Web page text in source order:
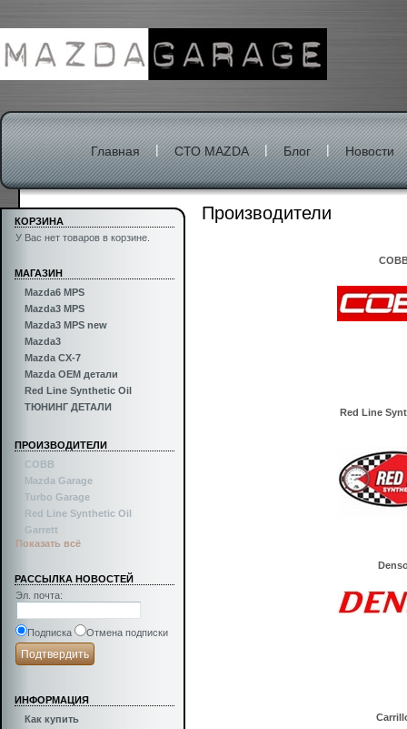
Главная | СТО MAZDA | Блог | Новости
КОРЗИНА
У Вас нет товаров в корзине.
МАГАЗИН
Mazda6 MPS
Mazda3 MPS
Mazda3 MPS new
Mazda3
Mazda CX-7
Mazda OEM детали
Red Line Synthetic Oil
ТЮНИНГ ДЕТАЛИ
ПРОИЗВОДИТЕЛИ
COBB
Mazda Garage
Turbo Garage
Red Line Synthetic Oil
Garrett
Показать всё
РАССЫЛКА НОВОСТЕЙ
Эл. почта:
Подписка Отмена подписки
ИНФОРМАЦИЯ
Как купить
Производители
Red Line